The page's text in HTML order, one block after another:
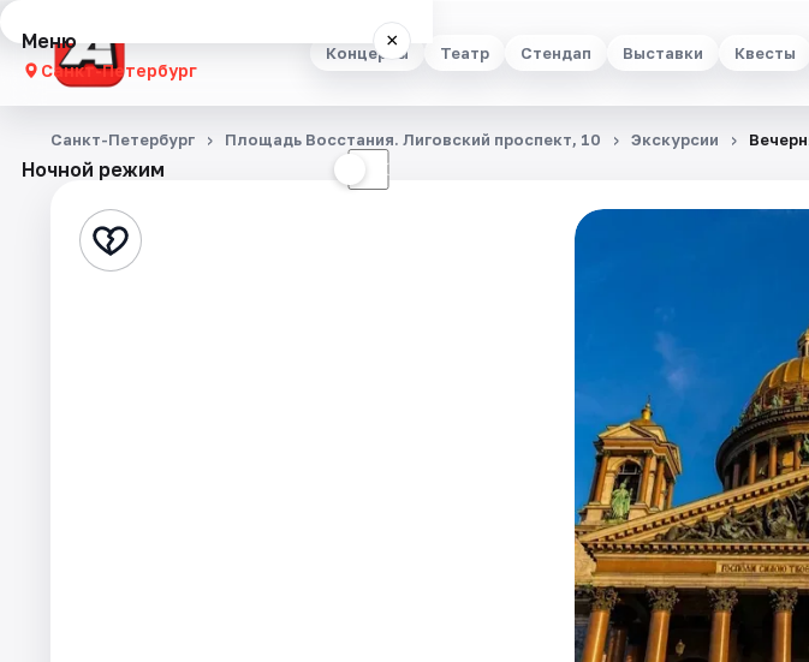
Концерты Театр Стендап Выставки Квесты
Меню ×
Санкт-Петербург
Концерты
Стендап
Ночной режим ☾
Санкт-Петербург Площадь Восстания. Лиговский проспект, 10 Экскурсии